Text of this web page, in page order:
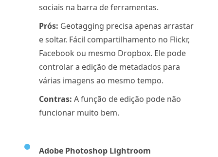
sociais na barra de ferramentas.
Prós: Geotagging precisa apenas arrastar
e soltar. Fácil compartilhamento no Flickr,
Facebook ou mesmo Dropbox. Ele pode
controlar a edição de metadados para
várias imagens ao mesmo tempo.
Contras: A função de edição pode não
funcionar muito bem.
Adobe Photoshop Lightroom